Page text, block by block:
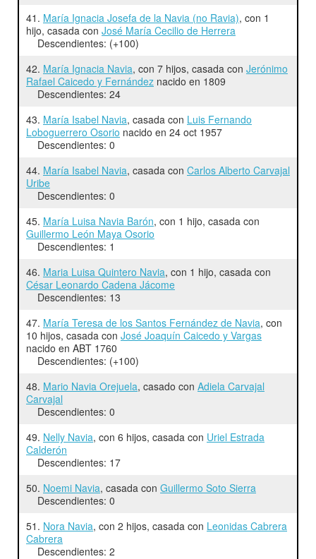
41. María Ignacia Josefa de la Navia (no Ravia), con 1
hijo, casada con José María Cecilio de Herrera
Descendientes: (+100)
42. María Ignacia Navia, con 7 hijos, casada con Jerónimo
Rafael Caicedo y Fernández nacido en 1809
Descendientes: 24
43. María Isabel Navia, casada con Luis Fernando
Loboguerrero Osorio nacido en 24 oct 1957
Descendientes: 0
44. María Isabel Navia, casada con Carlos Alberto Carvajal
Uribe
Descendientes: 0
45. María Luisa Navia Barón, con 1 hijo, casada con
Guillermo León Maya Osorio
Descendientes: 1
46. Maria Luisa Quintero Navia, con 1 hijo, casada con
César Leonardo Cadena Jácome
Descendientes: 13
47. María Teresa de los Santos Fernández de Navia, con
10 hijos, casada con José Joaquín Caicedo y Vargas
nacido en ABT 1760
Descendientes: (+100)
48. Mario Navia Orejuela, casado con Adiela Carvajal
Carvajal
Descendientes: 0
49. Nelly Navia, con 6 hijos, casada con Uriel Estrada
Calderón
Descendientes: 17
50. Noemi Navia, casada con Guillermo Soto Sierra
Descendientes: 0
51. Nora Navia, con 2 hijos, casada con Leonidas Cabrera
Cabrera
Descendientes: 2